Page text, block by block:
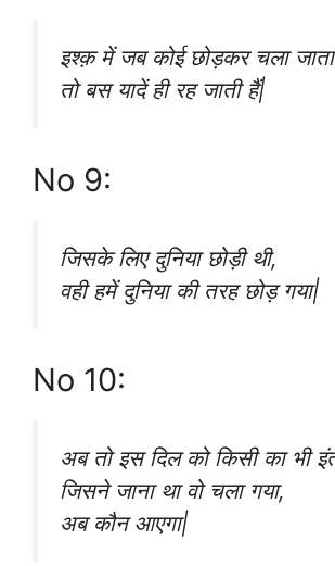
इश्क़ में जब कोई छोड़कर चला
तो बस यादें ही रह जाती हैं|
No 9:
जिसके लिए दुनिया छोड़ी थी,
वही हमें दुनिया की तरह छोड़ गया|
No 10:
अब तो इस दिल को किसी का भी
जिसने जाना था वो चला गया,
अब कौन आएगा|